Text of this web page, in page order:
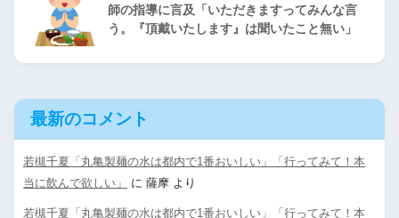
師の指導に言及「いただきますってみんな言
う。『頂戴いたします』は聞いたこと無い」
最新のコメント
若槻千夏「丸亀製麺の水は都内で1番おいしい」「行ってみて！本
当に飲んで欲しい」
に 薩摩 より
若槻千夏「丸亀製麺の水は都内で1番おいしい」「行ってみて！本